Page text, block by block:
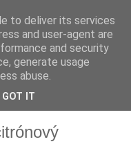
to deliver its services
and user-agent are
and security
generate usage
abuse.
GOT IT